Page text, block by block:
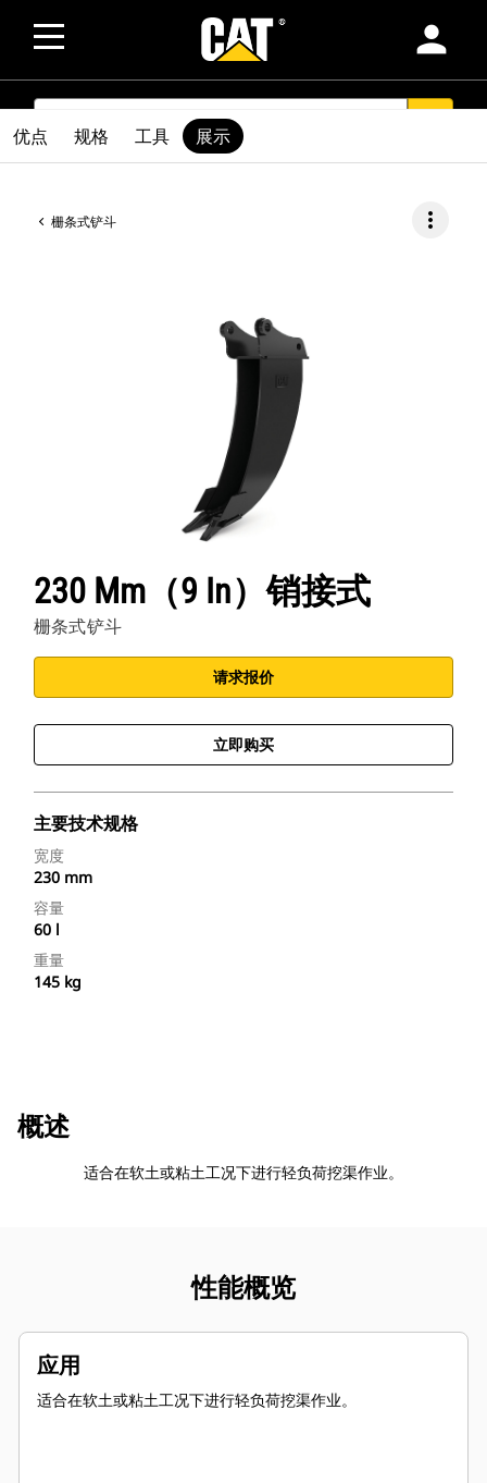
person
SEARCH
栅条式铲斗 more_vert
230 Mm（9 In）销接式
栅条式铲斗
请求报价
立即购买
主要技术规格
宽度
230 mm
容量
60 l
重量
145 kg
优点 规格 工具 展示
概述
适合在软土或粘土工况下进行轻负荷挖渠作业。
性能概览
应用
适合在软土或粘土工况下进行轻负荷挖渠作业。